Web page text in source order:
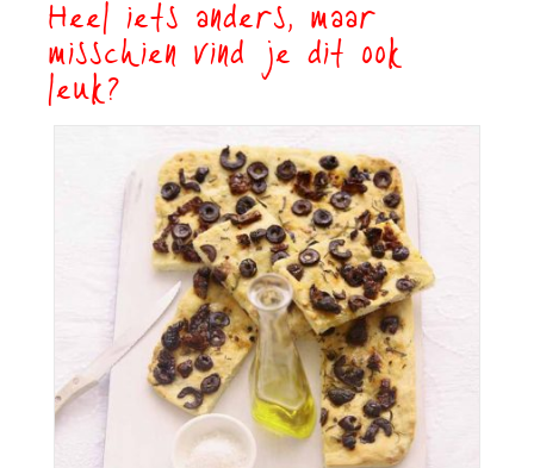
Heel iets anders, maar
misschien vind je dit ook
leuk?